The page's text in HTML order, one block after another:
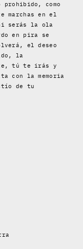
prohibido, como
en el
serás la ola
en pira se
el deseo
la
tú te irás y
con la memoria
de tu